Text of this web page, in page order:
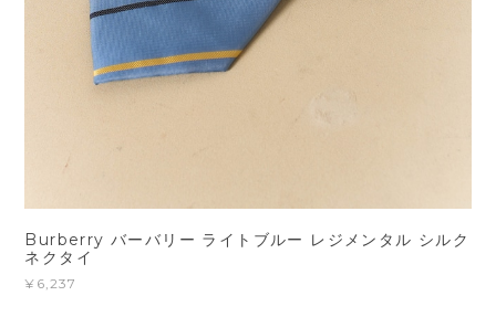
Burberry バーバリー ライトブルー レジメンタル シルク
ネクタイ
¥6,237